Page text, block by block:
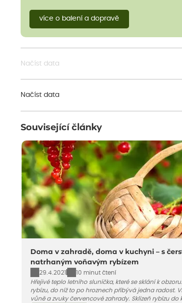
více o balení a dopravě
Načíst data
Načíst data
Související články
Doma v zahradě, doma v kuchyni – s
natrhaným voňavým rybízem
29.4.2021
10 minut čtení
Hřejivé teplo letního sluníčka, které se sklání k
rybízu, do níž to po hroznech přibývá jedna radost.
vůně a zvuky červencové zahrady. Sklizeň rybízu do